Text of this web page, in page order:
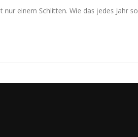
einem Schlitten. Wie das jedes Jahr so